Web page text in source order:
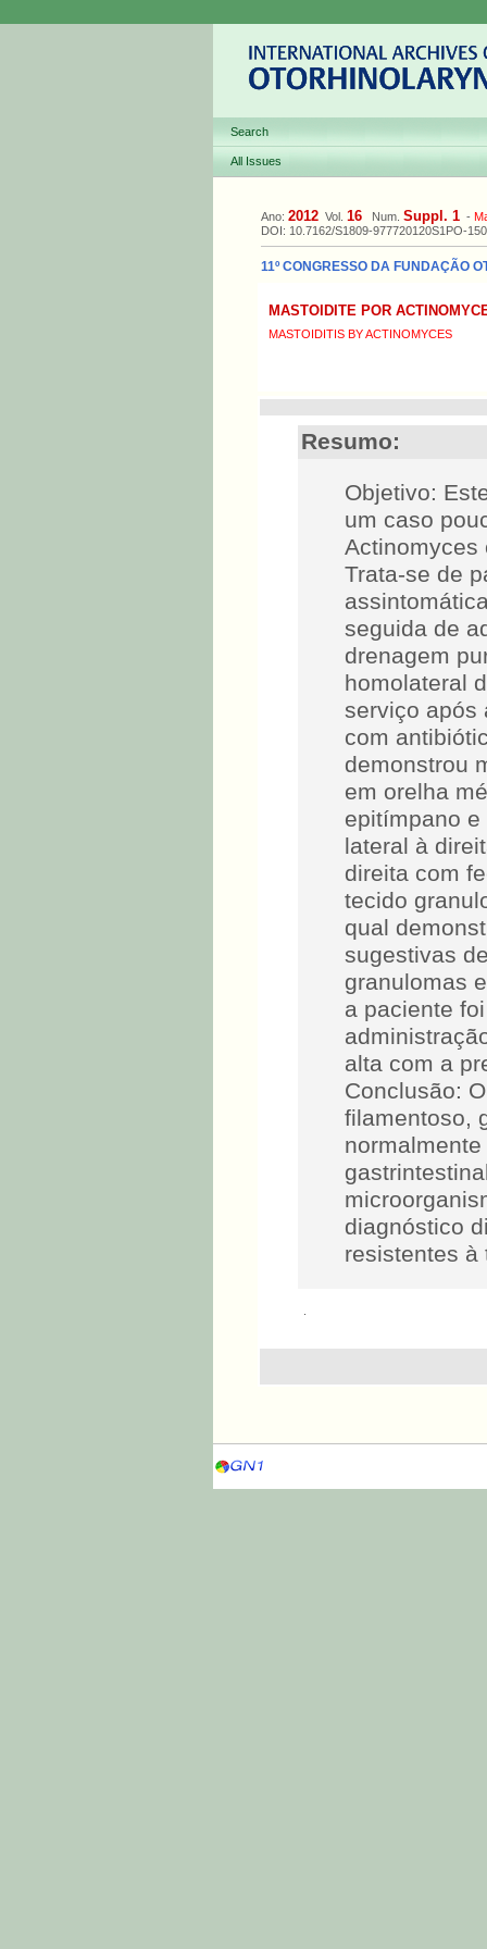
Search
All Issues
Ano: 2012 Vol. 16 Num. Suppl. 1 -
DOI: 10.7162/S1809-977720120S1PO-150
11º CONGRESSO DA FUNDAÇÃO
MASTOIDITE POR
MASTOIDITIS BY ACTINOMYCES
Resumo:
Objetivo:
um caso
Actinomyces
Trata-se de
seguida de
drenagem
homolateral
serviço após
com
demonstrou
em orelha
epitímpano
lateral à
direita com
tecido
qual
sugestivas
granulomas
a paciente
alta com a
Conclusão:
filamentoso,
diagnóstico
resistentes à